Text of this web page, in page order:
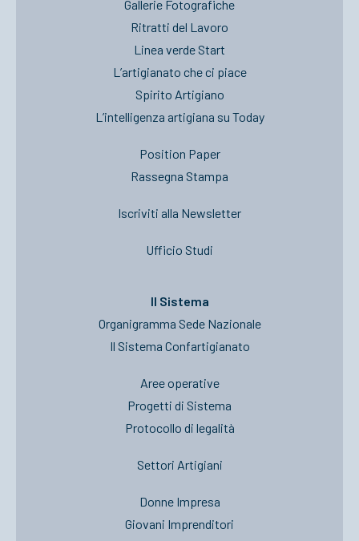
Gallerie Fotografiche
Ritratti del Lavoro
Linea verde Start
L’artigianato che ci piace
Spirito Artigiano
L’intelligenza artigiana su Today
Position Paper
Rassegna Stampa
Iscriviti alla Newsletter
Ufficio Studi
Il Sistema
Organigramma Sede Nazionale
Il Sistema Confartigianato
Aree operative
Progetti di Sistema
Protocollo di legalità
Settori Artigiani
Donne Impresa
Giovani Imprenditori